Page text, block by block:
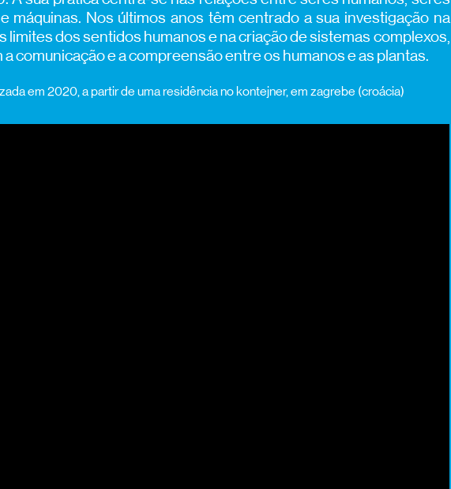
máquinas. Nos últimos anos têm centrado a sua investigação na
limites dos sentidos humanos e na criação de sistemas complexos,
a comunicação e a compreensão entre os humanos e as plantas.
em 2020, a partir de uma residência no kontejner, em zagrebe (croácia)